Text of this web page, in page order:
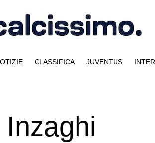
CLASSIFICA JUVENTUS INTER